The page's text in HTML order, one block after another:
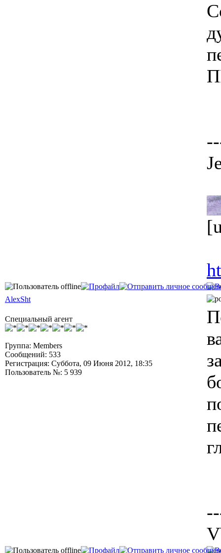
AlexSht
Специальный агент
Группа: Members
Сообщений: 533
Регистрация: Суббота, 09 Июня 2012, 18:35
Пользователь №: 5 939